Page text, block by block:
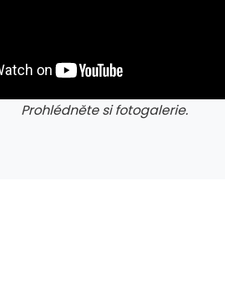
Prohlédněte si fotogalerie.